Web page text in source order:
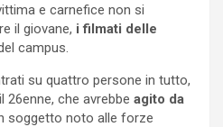
e carnefice non si
il giovane, i filmati delle
campus.
su quattro persone in tutto,
26enne, che avrebbe agito da
soggetto noto alle forze